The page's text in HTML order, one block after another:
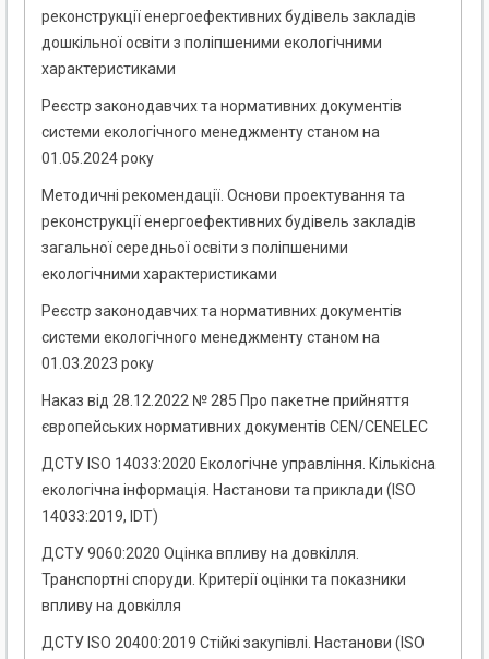
реконструкції енергоефективних будівель закладів
дошкільної освіти з поліпшеними екологічними
характеристиками
Реєстр законодавчих та нормативних документів
системи екологічного менеджменту станом на
01.05.2024 року
Методичні рекомендації. Основи проектування та
реконструкції енергоефективних будівель закладів
загальної середньої освіти з поліпшеними
екологічними характеристиками
Реєстр законодавчих та нормативних документів
системи екологічного менеджменту станом на
01.03.2023 року
Наказ від 28.12.2022 № 285 Про пакетне прийняття
європейських нормативних документів CEN/CENELEC
ДСТУ ISO 14033:2020 Екологічне управління. Кількісна
екологічна інформація. Настанови та приклади (ISO
14033:2019, IDT)
ДСТУ 9060:2020 Оцінка впливу на довкілля.
Транспортні споруди. Критерії оцінки та показники
впливу на довкілля
ДСТУ ISO 20400:2019 Стійкі закупівлі. Настанови (ISO